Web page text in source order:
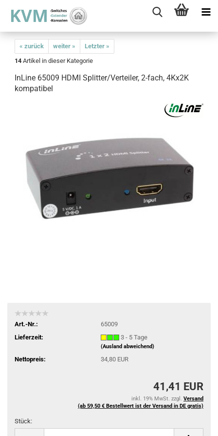
« zurück weiter »
Letzter »
14 Artikel in dieser Kategorie
InLine 65009 HDMI Splitter/Verteiler, 2-fach, 4Kx2K
kompatibel
Art.-Nr.:
65009
Lieferzeit:
3 - 5 Tage
(Ausland abweichend)
Nettopreis: 34,80 EUR
41,41 EUR
inkl. 19% MwSt. zzgl. Versand
(ab 59,50 € Bestellwert ist der Versand in DE gratis)
Stück: